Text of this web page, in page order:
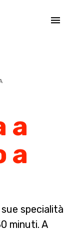
a
a
specialità
minuti. A